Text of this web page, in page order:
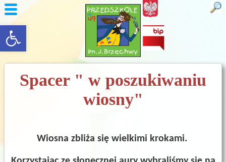
rozwiń/zwiń panel
Spacer " w poszukiwaniu
wiosny"
Wiosna zbliża się wielkimi krokami.